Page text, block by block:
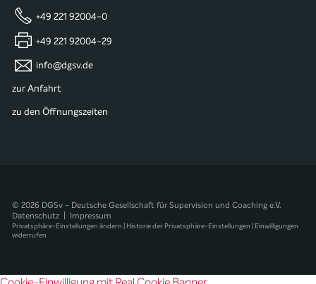
+49 221 92004-0
+49 221 92004-29
info@dgsv.de
zur Anfahrt
zu den Öffnungszeiten
© 2026 DGSv - Deutsche Gesellschaft für Supervision und Coaching e.V.
Datenschutz
Impressum
Privatsphäre-Einstellungen ändern Historie der Privatsphäre-Einstellungen
Einwilligungen
widerrufen